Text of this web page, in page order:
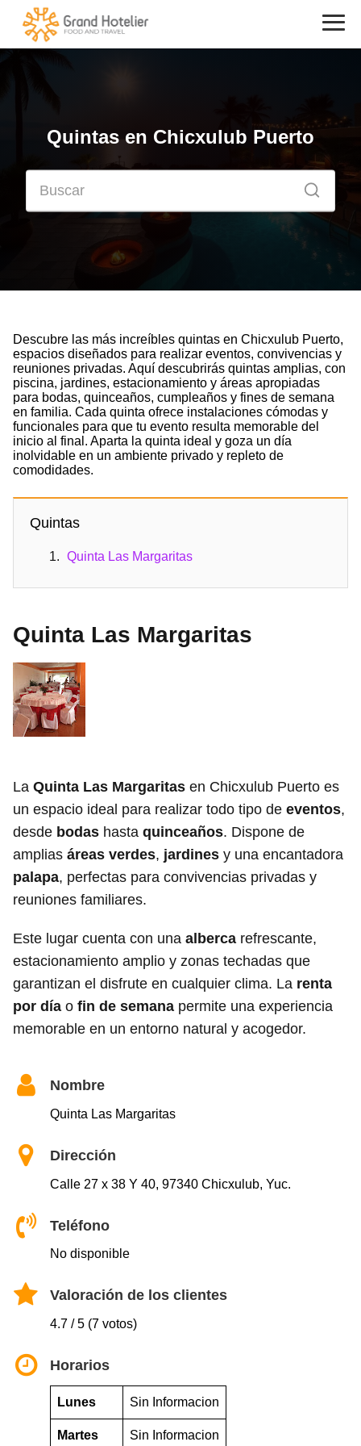
Quintas en Chicxulub Puerto
Descubre las más increíbles quintas en Chicxulub Puerto,
espacios diseñados para realizar eventos, convivencias y
reuniones privadas. Aquí descubrirás quintas amplias, con
piscina, jardines, estacionamiento y áreas apropiadas
para bodas, quinceaños, cumpleaños y fines de semana
en familia. Cada quinta ofrece instalaciones cómodas y
funcionales para que tu evento resulta memorable del
inicio al final. Aparta la quinta ideal y goza un día
inolvidable en un ambiente privado y repleto de
comodidades.
Quintas
Quinta Las Margaritas
Quinta Las Margaritas
La Quinta Las Margaritas en Chicxulub Puerto es
un espacio ideal para realizar todo tipo de eventos,
desde bodas hasta quinceaños. Dispone de
amplias áreas verdes, jardines y una encantadora
palapa, perfectas para convivencias privadas y
reuniones familiares.
Este lugar cuenta con una alberca refrescante,
estacionamiento amplio y zonas techadas que
garantizan el disfrute en cualquier clima. La renta
por día o fin de semana permite una experiencia
memorable en un entorno natural y acogedor.
Nombre
Quinta Las Margaritas
Dirección
Calle 27 x 38 Y 40, 97340 Chicxulub, Yuc.
Teléfono
No disponible
Valoración de los clientes
4.7 / 5 (7 votos)
Horarios
Lunes Sin Informacion
Martes Sin Informacion